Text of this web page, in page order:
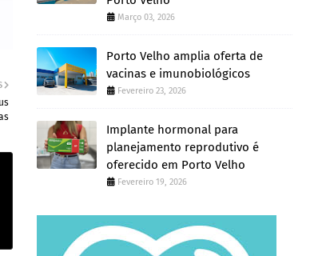
Março 03, 2026
Porto Velho amplia oferta de
vacinas e imunobiológicos
Fevereiro 23, 2026
Implante hormonal para
planejamento reprodutivo é
oferecido em Porto Velho
Fevereiro 19, 2026